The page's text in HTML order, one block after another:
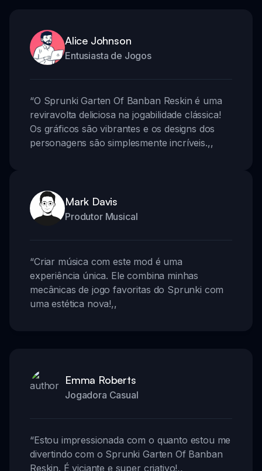
Alice Johnson
Entusiasta de Jogos
“O Sprunki Garten Of Banban Reskin é uma
reviravolta deliciosa na jogabilidade clássica!
Os gráficos são vibrantes e os designs dos
personagens são simplesmente incríveis.,,
Mark Davis
Produtor Musical
“Criar música com este mod é uma
experiência única. Ele combina minhas
mecânicas de jogo favoritas do Sprunki com
uma estética nova!,,
Emma Roberts
Jogadora Casual
“Estou impressionada com o quanto estou me
divertindo com o Sprunki Garten Of Banban
Reskin. É viciante e super criativo!,,